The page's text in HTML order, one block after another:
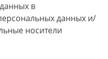
в
данных и/
носители